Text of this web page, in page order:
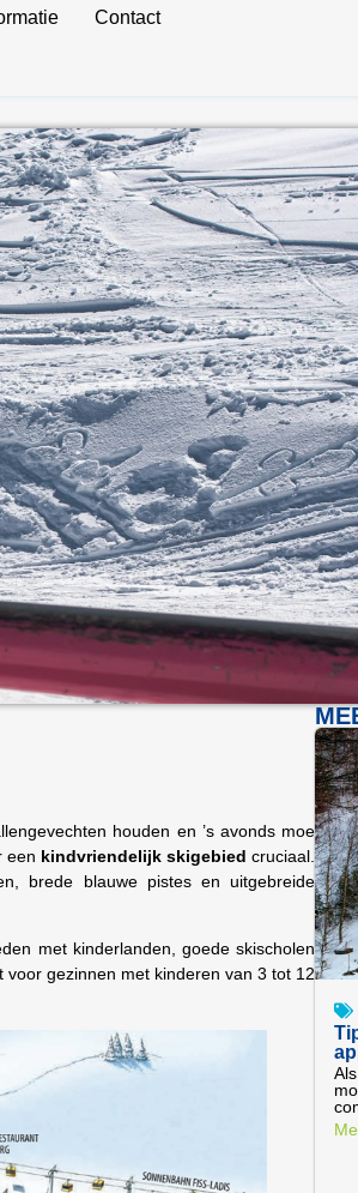
Contact
houden en ’s avonds moe
een kindvriendelijk skigebied cruciaal.
brede blauwe pistes en uitgebreide
met kinderlanden, goede skischolen
gezinnen met kinderen van 3 tot 12